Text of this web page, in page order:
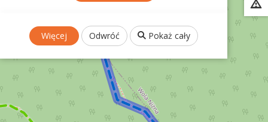
Więcej Odwróć Pokaż cały